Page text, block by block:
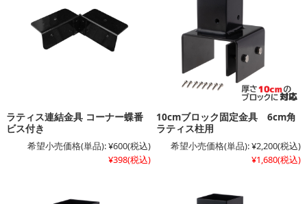
ラティス連結金具 コーナー蝶番
ビス付き
希望小売価格(単品):¥600(税込)
¥398(税込)
10cmブロック固定金具 6cm角
ラティス柱用
希望小売価格(単品):¥2,200(税込)
¥1,680(税込)